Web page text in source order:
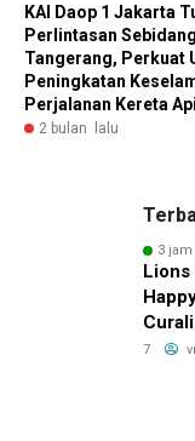
KAI Daop 1 Jakarta
Perlintasan
Tangerang, Perkuat
Peningkatan
Perjalanan Kereta Api
2 bulan lalu
3
7